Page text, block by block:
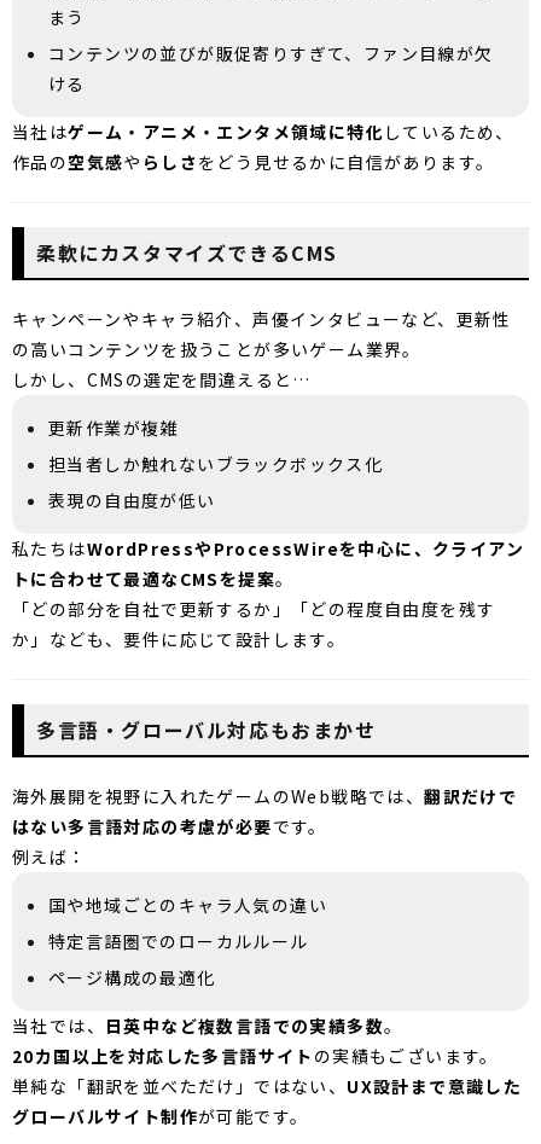
まう
コンテンツの並びが販促寄りすぎて、ファン目線が欠
ける
当社はゲーム・アニメ・エンタメ領域に特化 しているため、
作品の空気感や らしさ をどう見せるかに自信があります。
柔軟にカスタマイズできるCMS
キャンペーンやキャラ紹介、声優インタビューなど、更新性
の高いコンテンツを扱うことが多いゲーム業界。
しかし、CMSの選定を間違えると…
更新作業が複雑
担当者しか触れないブラックボックス化
表現の自由度が低い
私たちはWordPressやProcessWireを中心に、クライアン
トに合わせて最適なCMSを提案。
「どの部分を自社で更新するか」「どの程度自由度を残す
か」なども、要件に応じて設計します。
多言語・グローバル対応もおまかせ
海外展開を視野に入れたゲームのWeb戦略では、翻訳だけで
はない多言語対応の考慮が必要です。
例えば：
国や地域ごとのキャラ人気の違い
特定言語圏でのローカルルール
ページ構成の最適化
当社では、 日英中など複数言語での実績多数。
20カ国以上を対応した多言語サイト の実績もございます。
単純な「翻訳を並べただけ」ではない、 UX設計まで意識した
グローバルサイト制作が可能です。